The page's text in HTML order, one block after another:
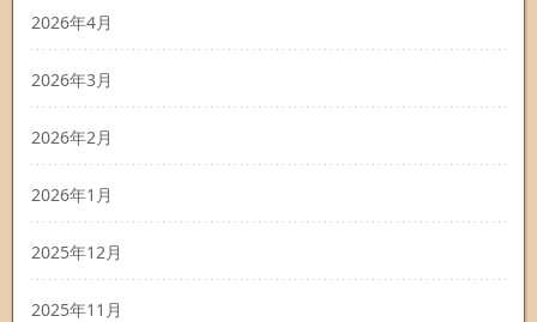
2026年4月
2026年3月
2026年2月
2026年1月
2025年12月
2025年11月